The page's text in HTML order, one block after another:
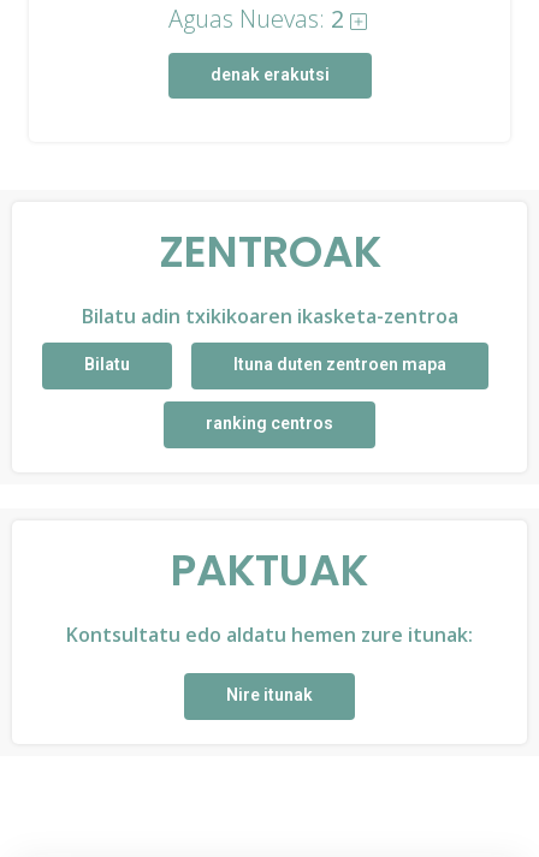
Aguas Nuevas: 2
denak erakutsi
ZENTROAK
Bilatu adin txikikoaren ikasketa-zentroa
Bilatu Ituna duten zentroen mapa
ranking centros
PAKTUAK
Kontsultatu edo aldatu hemen zure itunak:
Nire itunak